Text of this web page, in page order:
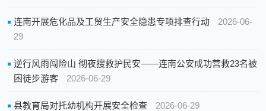
连南开展危化品及工贸生产安全隐患专项排查行动
2026-06-
29
逆行风雨闯险山 彻夜搜救护民安——连南公安成功营救23名被
困徒步游客
2026-06-29
县教育局对托幼机构开展安全检查 2026-06-29